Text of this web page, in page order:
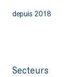
depuis 2018
Secteurs